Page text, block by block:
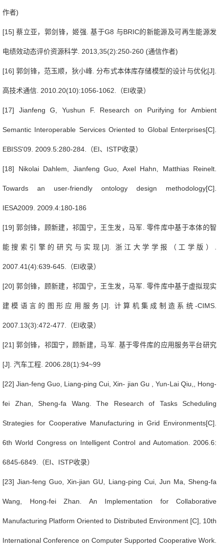
作者)
[15]蔡立亚，郭剑锋，姬强 .基于G8 与BRIC的新能源及可再生能源发
电绩效动态评价资源科学 . 2013,35(2):250-260 (通信作者)
[16]郭剑锋，范玉顺，狄小峰 .分布式本体库存储模型的设计与优化[J].
高技术通信 . 2010.20(10):1056-1062. （EI收录）
[17] Jianfeng G, Yushun F. Research on Purifying for Ambient
Semantic Interoperable Services Oriented to Global Enterprises[C].
EBISS'09. 2009.5:280-284. （EI、 ISTP收录）
[18] Nikolai Dahlem, Jianfeng Guo, Axel Hahn, Matthias Reinelt.
Towards an user-friendly ontology design methodology[C].
IESA2009. 2009.4:180-186
[19]郭剑锋，顾新建，祁国宁，王生发，马军 零件库中基于本体的智
能搜索引擎的研究与实现 [J]. 浙江大学学报（工学版）
2007.41(4):639-645. （EI收录）
[20]郭剑锋，顾新建，祁国宁，王生发，马军 零件库中基于虚拟现实
建模语言的图形应用服务 [J].计算机集成制造系统-CIMS.
2007.13(3):472-477. （EI收录）
[21]郭剑锋，祁国宁，顾新建，马军 基于零件库的应用服务平台研究
[J]. 汽车工程 . 2006.28(1):94~99
[22] Jian-feng Guo, Liang-ping Cui, Xin- jian Gu , Yun-Lai Qiu,, Hong-
fei Zhan, Sheng-fa Wang. The Research of Tasks Scheduling
Strategies for Cooperative Manufacturing in Grid Environments[C].
6th World Congress on Intelligent Control and Automation. 2006.6:
6845-6849. （EI、 ISTP收录）
[23] Jian-feng Guo, Xin-jian GU, Liang-ping Cui, Jun Ma, Sheng-fa
Wang, Hong-fei Zhan. An Implementation for Collaborative
Manufacturing Platform Oriented to Distributed Environment [C], 10th
International Conference on Computer Supported Cooperative Work.